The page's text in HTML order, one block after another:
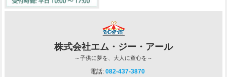
株式会社エム・ジー・アール
～子供に夢を、大人に童心を～
電話:082-437-3870